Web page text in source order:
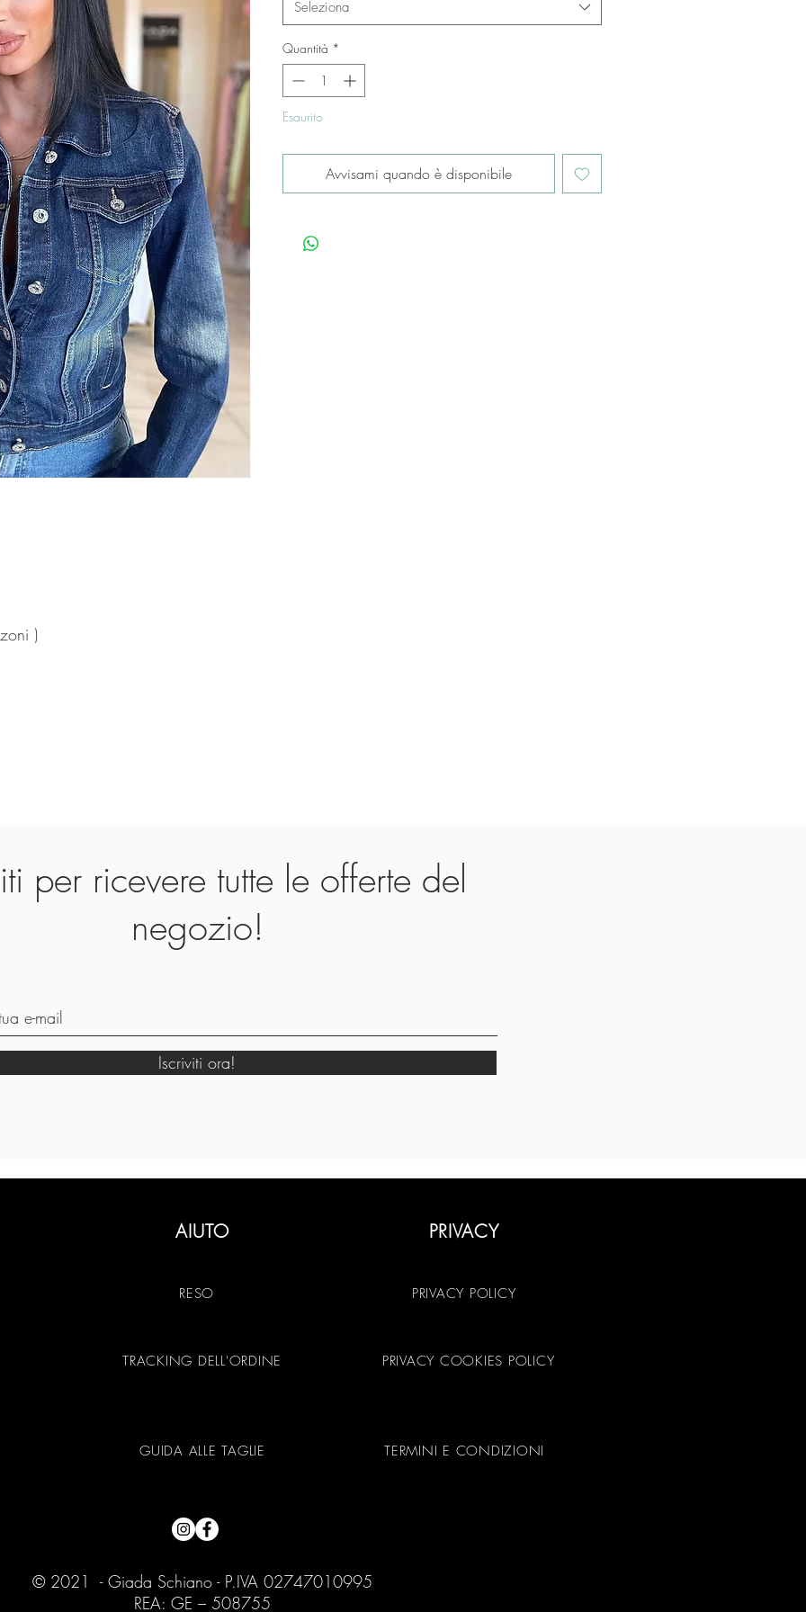
)
Seleziona
Quantità *
Esaurito
Avvisami quando è disponibile
per ricevere tutte le offerte del
negozio!
Iscriviti ora!
AIUTO
RESO
TRACKING DELL'ORDINE
GUIDA ALLE TAGLIE
PRIVACY
PRIVACY POLICY
PRIVACY COOKIES POLICY
TERMINI E CONDIZIONI
© 2021 - Giada Schiano - P.IVA 02747010995
REA: GE – 508755